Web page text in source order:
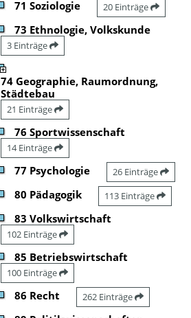
71 Soziologie 20 Einträge
73 Ethnologie, Volkskunde
3 Einträge
74 Geographie, Raumordnung,
Städtebau
21 Einträge
76 Sportwissenschaft
14 Einträge
77 Psychologie 26 Einträge
80 Pädagogik 113 Einträge
83 Volkswirtschaft
102 Einträge
85 Betriebswirtschaft
100 Einträge
86 Recht 262 Einträge